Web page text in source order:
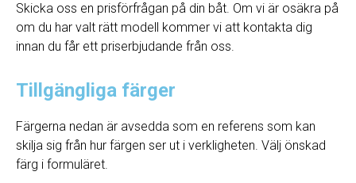
Skicka oss en prisförfrågan på din båt. Om vi ​​är osäkra på
om du har valt rätt modell kommer vi att kontakta dig
innan du får ett priserbjudande från oss.
Tillgängliga färger
Färgerna nedan är avsedda som en referens som kan
skilja sig från hur färgen ser ut i verkligheten. Välj önskad
färg i formuläret.